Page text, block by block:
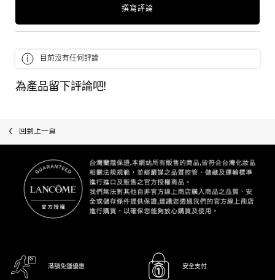
撰寫評論
目前沒有任何評論
為產品留下評論吧!
回到上一頁
滿額免運優惠 安全支付